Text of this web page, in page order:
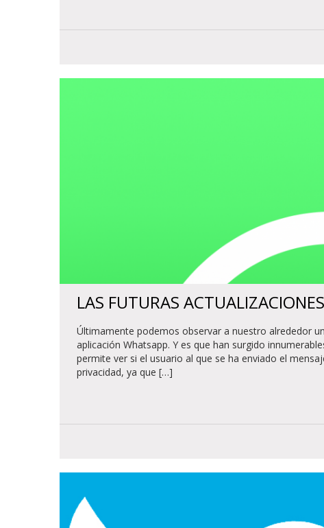
LAS FUTURAS
Últimamente podemos observar a nuestro alrededor
aplicación Whatsapp. Y es que han surgido
permite ver si el usuario al que se ha enviado el
privacidad, ya que […]